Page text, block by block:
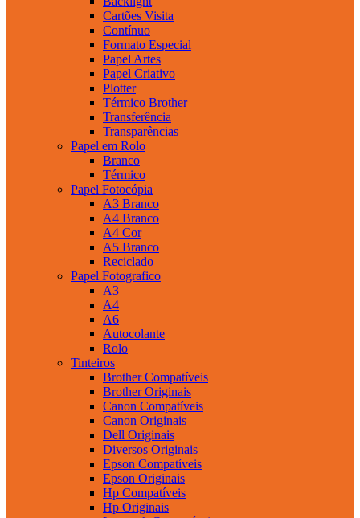
Cartões Visita
Contínuo
Formato Especial
Papel Artes
Papel Criativo
Plotter
Térmico Brother
Transferência
Transparências
Papel em Rolo
Branco
Térmico
Papel Fotocópia
A3 Branco
A4 Branco
A4 Cor
A5 Branco
Reciclado
Papel Fotografico
A3
A4
A6
Autocolante
Rolo
Tinteiros
Brother Compatíveis
Brother Originais
Canon Compatíveis
Canon Originais
Dell Originais
Diversos Originais
Epson Compatíveis
Epson Originais
Hp Compatíveis
Hp Originais